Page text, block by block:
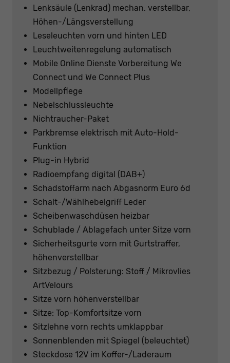
Lenksäule (Lenkrad) mechan. verstellbar,
Höhen-/Längsverstellung
Leseleuchten vorn und hinten LED
Leuchtweitenregelung automatisch
Mobile Online Dienste Vorbereitung We
Connect und We Connect Plus
Modellpflege
Nebelschlussleuchte
Nichtraucher-Paket
Parkbremse elektrisch mit Auto-Hold-
Funktion
Plug-in Hybrid
Radioempfang digital (DAB+)
Schadstoffarm nach Abgasnorm Euro 6d
Schalt-/Wählhebelgriff Leder
Scheibenwaschdüsen heizbar
Schublade / Ablagefach unter Sitze vorn
Sicherheitsgurte vorn mit Gurtstraffer,
höhenverstellbar
Sitzbezug / Polsterung: Stoff / Mikrovlies
ArtVelours
Sitze vorn höhenverstellbar
Sitze: Top-Komfortsitze vorn
Sitzlehne vorn rechts umklappbar
Sonnenblenden mit Spiegel (beleuchtet)
Steckdose 12V im Koffer-/Laderaum